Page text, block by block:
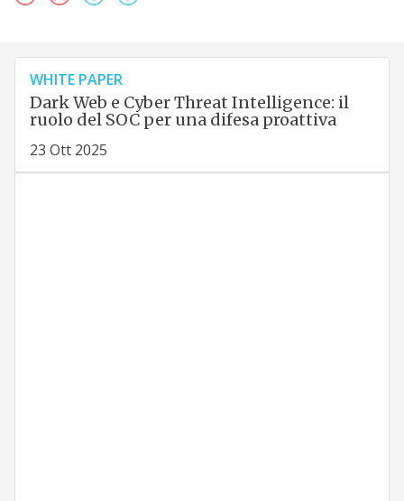
WHITE PAPER
Dark Web e Cyber Threat Intelligence: il
ruolo del SOC per una difesa proattiva
23 Ott 2025